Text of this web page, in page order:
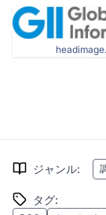
ジャンル:
タグ: